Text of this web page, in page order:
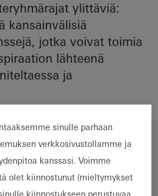
ylittäviä:
kansainvälisiä
jotka voivat toimia
lähteenä
ja
sinulle parhaan
verkkosivustollamme ja
kanssasi. Voimme
olet kiinnostunut (mieltymykset